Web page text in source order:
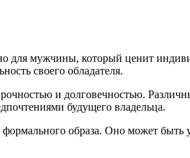
для мужчины, который ценит
своего обладателя.
и долговечностью.
будущего владельца.
образа. Оно может